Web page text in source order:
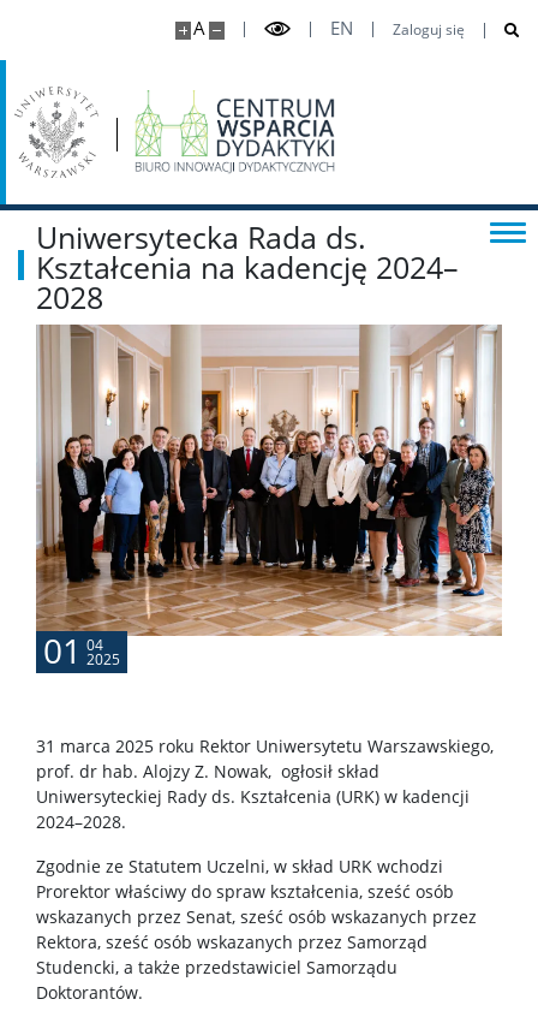
A EN Zaloguj się
Sylabus – krok po kroku
Umiędzynarodowienie
Źródła
Narzędzia i instrumenty
Inicjatywy europejskie
Dobre praktyki
Słowniki
Zespół
Kontakt
Mapa strony
Uniwersytecka Rada ds.
Kształcenia na kadencję 2024–
2028
01 04
2025
31 marca 2025 roku Rektor Uniwersytetu Warszawskiego,
prof. dr hab. Alojzy Z. Nowak, ogłosił skład
Uniwersyteckiej Rady ds. Kształcenia (URK) w kadencji
2024–2028.
Zgodnie ze Statutem Uczelni, w skład URK wchodzi
Prorektor właściwy do spraw kształcenia, sześć osób
wskazanych przez Senat, sześć osób wskazanych przez
Rektora, sześć osób wskazanych przez Samorząd
Studencki, a także przedstawiciel Samorządu
Doktorantów.